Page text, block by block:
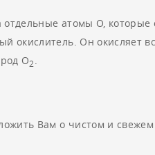
отдельные атомы О, которые
окислитель. Он окисляет
О2 .
Вам о чистом и свежем